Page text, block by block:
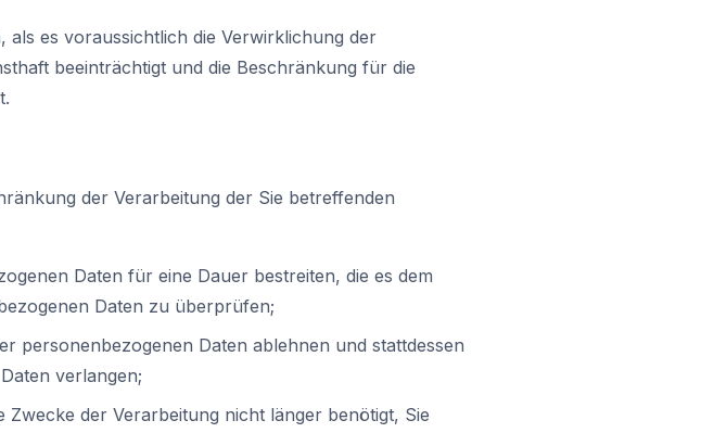
es voraussichtlich die Verwirklichung der
beeinträchtigt und die Beschränkung für die
der Verarbeitung der Sie betreffenden
Daten für eine Dauer bestreiten, die es dem
Daten zu überprüfen;
personenbezogenen Daten ablehnen und stattdessen
verlangen;
der Verarbeitung nicht länger benötigt, Sie